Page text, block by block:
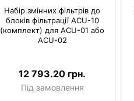
Набір змінних фільтрів до
блоків фільтрації ACU-10
(комплект) для ACU-01 або
ACU-02
12 793.20 грн.
Під замовлення